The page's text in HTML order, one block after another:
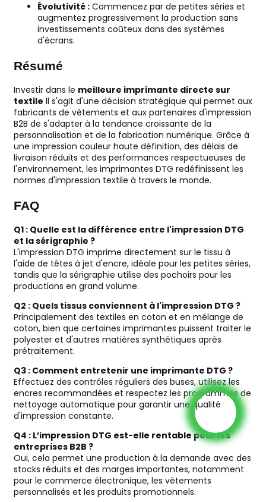
Évolutivité :Commencez par de petites séries et
augmentez progressivement la production sans
investissements coûteux dans des systèmes
d'écrans.
Résumé
Investir dans le meilleure imprimante directe sur
textile Il s'agit d'une décision stratégique qui permet aux
fabricants de vêtements et aux partenaires d'impression
B2B de s'adapter à la tendance croissante de la
personnalisation et de la fabrication numérique. Grâce à
une impression couleur haute définition, des délais de
livraison réduits et des performances respectueuses de
l'environnement, les imprimantes DTG redéfinissent les
normes d'impression textile à travers le monde.
FAQ
Q1 : Quelle est la différence entre l'impression DTG
et la sérigraphie ?
L'impression DTG imprime directement sur le tissu à
l'aide de têtes à jet d'encre, idéale pour les petites séries,
tandis que la sérigraphie utilise des pochoirs pour les
productions en grand volume.
Q2 : Quels tissus conviennent à l'impression DTG ?
Principalement des textiles en coton et en mélange de
coton, bien que certaines imprimantes puissent traiter le
polyester et d'autres matières synthétiques après
prétraitement.
Q3 : Comment entretenir une imprimante DTG ?
Effectuez des contrôles réguliers des buses, utilisez les
encres recommandées et respectez les programmes de
nettoyage automatique pour garantir une qualité
d'impression constante.
Q4 : L’impression DTG est-elle rentable pour les
entreprises B2B ?
Oui, cela permet une production à la demande avec des
stocks réduits et des marges importantes, notamment
pour le commerce électronique, les vêtements
personnalisés et les produits promotionnels.